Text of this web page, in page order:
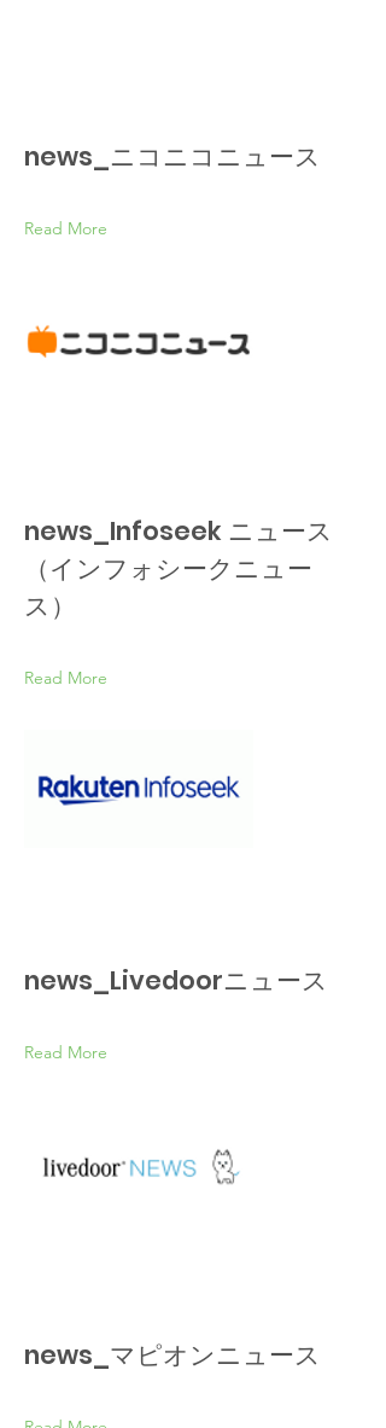
news_ニコニコニュース
Read More
news_Infoseek ニュース
（インフォシークニュー
ス）
Read More
news_Livedoorニュース
Read More
news_マピオンニュース